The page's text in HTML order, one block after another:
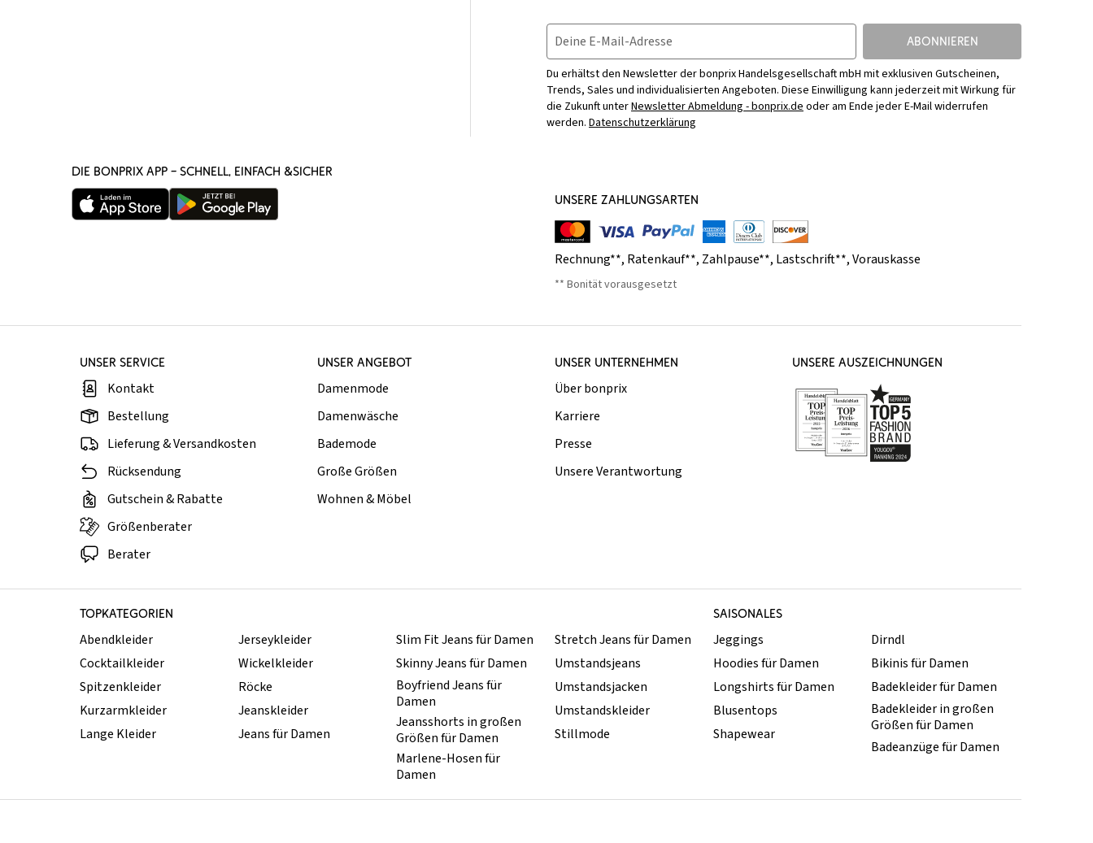
Deine E-Mail-Adresse ABONNIEREN
Du erhältst den Newsletter der bonprix Handelsgesellschaft mbH mit exklusiven Gutscheinen,
Trends, Sales und individualisierten Angeboten. Diese Einwilligung kann jederzeit mit Wirkung für
die Zukunft unterNewsletter Abmeldung - bonprix.deoder am Ende jeder E-Mail widerrufen
werden. Datenschutzerklärung
DIE BONPRIX APP – SCHNELL, EINFACH &SICHER
UNSERE ZAHLUNGSARTEN
Rechnung**, Ratenkauf**, Zahlpause**, Lastschrift**,Vorauskasse
** Bonität vorausgesetzt
UNSER SERVICE
Kontakt
Bestellung
Lieferung & Versandkosten
Rücksendung
Gutschein & Rabatte
Größenberater
Berater
UNSER ANGEBOT
Damenmode
Damenwäsche
Bademode
Große Größen
Wohnen & Möbel
UNSER UNTERNEHMEN
Über bonprix
Karriere
Presse
Unsere Verantwortung
UNSERE AUSZEICHNUNGEN
TOPKATEGORIEN SAISONALES
Abendkleider
Cocktailkleider
Spitzenkleider
Kurzarmkleider
Lange Kleider
Jerseykleider
Wickelkleider
Röcke
Jeanskleider
Jeans für Damen
Slim Fit Jeans für Damen
Skinny Jeans für Damen
Boyfriend Jeans für
Damen
Jeansshorts in großen
Größen für Damen
Marlene-Hosen für
Damen
Stretch Jeans für Damen
Umstandsjeans
Umstandsjacken
Umstandskleider
Stillmode
Jeggings
Hoodies für Damen
Longshirts für Damen
Blusentops
Shapewear
Dirndl
Bikinis für Damen
Badekleider für Damen
Badekleider in großen
Größen für Damen
Badeanzüge für Damen